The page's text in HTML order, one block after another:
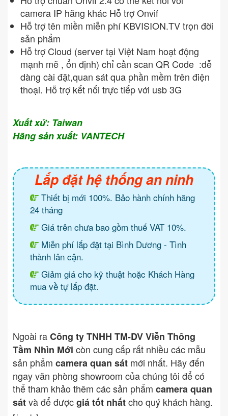
camera IP hãng khác Hỗ trợ Onvif
Hỗ trợ tên miền miễn phí KBVISION.TV trọn đời
sản phẩm
Hỗ trợ Cloud (server tại Việt Nam hoạt động
mạnh mẽ , ổn định) chỉ cần scan QR Code :dễ
dàng cài đặt,quan sát qua phần mềm trên điện
thoại. Hỗ trợ kết nối trực tiếp với usb 3G
Xuất xứ: Taiwan
Hãng sản xuất: VANTECH
Lắp đặt hệ thống an ninh
Thiết bị mới 100%. Bảo hành chính hãng
24 tháng
Giá trên chưa bao gồm thuế VAT 10%.
Miễn phí lắp đặt tại Bình Dương - Tình
thành lân cận.
Giảm giá cho kỹ thuật hoặc Khách Hàng
mua về tự lắp đặt.
Ngoài raCông ty TNHH TM-DV Viễn Thông
Tầm Nhìn Mới còn cung cấp rất nhiều các mẫu
sản phẩm camera quan sát mới nhất. Hãy đến
ngay văn phòng showroom của chúng tôi để có
thể tham khảo thêm các sản phẩm camera quan
sátvà để đượcgiá tốt nhấtcho quý khách hàng.